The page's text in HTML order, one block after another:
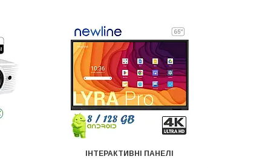
ІНТЕРАКТИВНІ ПАНЕЛІ